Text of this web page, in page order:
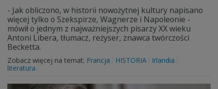
- Jak obliczono, w historii nowożytnej kultury napisano
więcej tylko o Szekspirze, Wagnerze i Napoleonie -
mówił o jednym z najważniejszych pisarzy XX wieku
Antoni Libera, tłumacz, reżyser, znawca twórczości
Becketta.
Zobacz więcej na temat: Francja HISTORIA
Irlandia
literatura